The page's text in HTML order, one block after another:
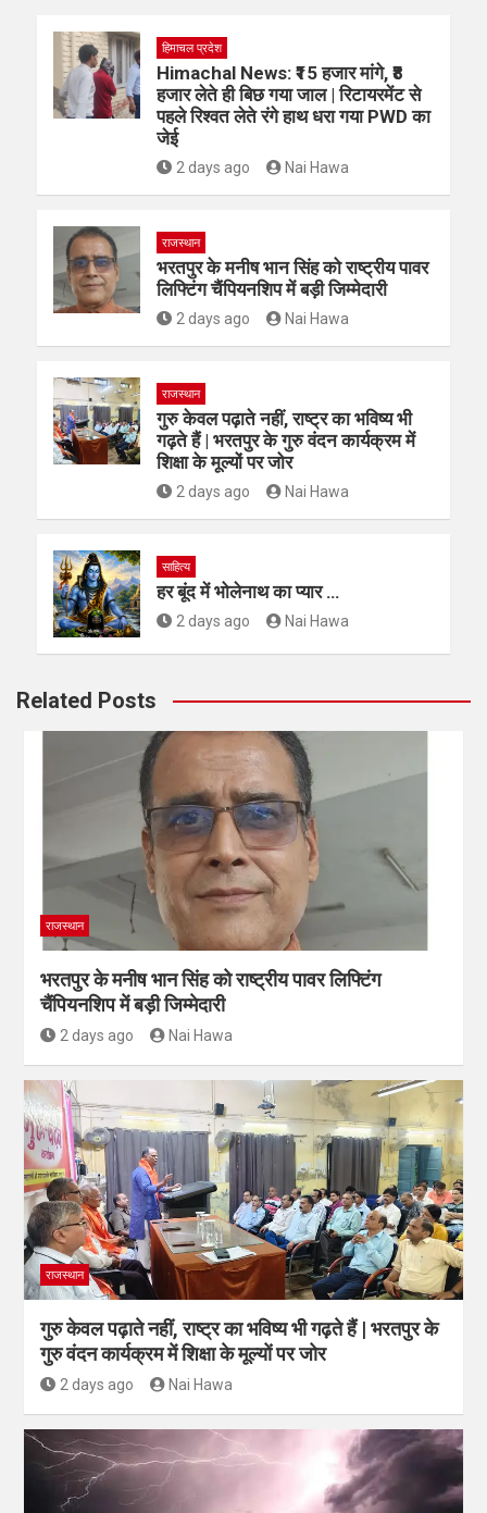
हिमाचल प्रदेश
Himachal News: ₹15 हजार मांगे, ₹8
हजार लेते ही बिछ गया जाल | रिटायरमेंट से
पहले रिश्वत लेते रंगे हाथ धरा गया PWD का
जेई
2 days ago Nai Hawa
राजस्थान
भरतपुर के मनीष भान सिंह को राष्ट्रीय पावर
लिफ्टिंग चैंपियनशिप में बड़ी जिम्मेदारी
2 days ago Nai Hawa
राजस्थान
गुरु केवल पढ़ाते नहीं, राष्ट्र का भविष्य भी
गढ़ते हैं | भरतपुर के गुरु वंदन कार्यक्रम में
शिक्षा के मूल्यों पर जोर
2 days ago Nai Hawa
साहित्य
हर बूंद में भोलेनाथ का प्यार …
2 days ago Nai Hawa
Related Posts
राजस्थान
भरतपुर के मनीष भान सिंह को राष्ट्रीय पावर लिफ्टिंग
चैंपियनशिप में बड़ी जिम्मेदारी
2 days ago Nai Hawa
राजस्थान
गुरु केवल पढ़ाते नहीं, राष्ट्र का भविष्य भी गढ़ते हैं | भरतपुर के
गुरु वंदन कार्यक्रम में शिक्षा के मूल्यों पर जोर
2 days ago Nai Hawa